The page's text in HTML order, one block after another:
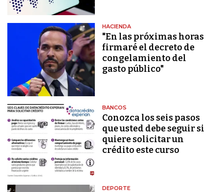
HACIENDA
"En las próximas horas
firmaré el decreto de
congelamiento del
gasto público"
BANCOS
Conozca los seis pasos
que usted debe seguir si
quiere solicitar un
crédito este curso
DEPORTE